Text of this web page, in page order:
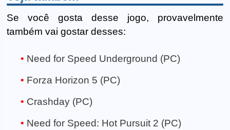
Se você gosta desse jogo, provavelmente
também vai gostar desses:
Need for Speed Underground (PC)
Forza Horizon 5 (PC)
Crashday (PC)
Need for Speed: Hot Pursuit 2 (PC)